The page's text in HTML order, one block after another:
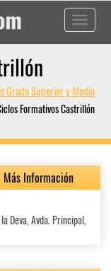
Toggle
Grado Superior y Medio
Formativos Castrillón
Más Información
Deva, Avda. Principal,